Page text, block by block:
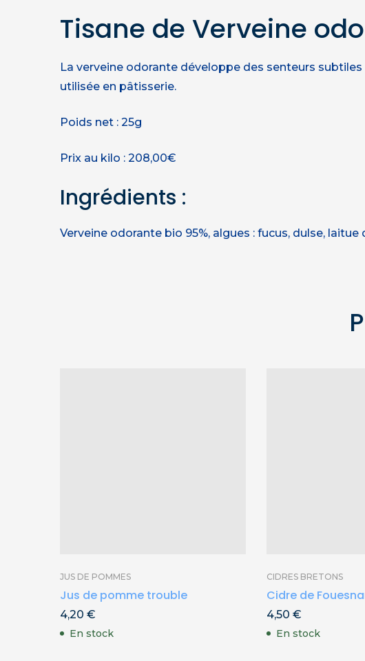
Tisane de Verveine
La verveine odorante développe des senteurs
utilisée en pâtisserie.
Poids net : 25g
Prix au kilo : 208,00€
Ingrédients :
Verveine odorante bio 95%, algues : fucus, dulse,
JUS DE POMMES
Jus de pomme trouble
4,20 €
En stock
CIDRES BRETONS
Cidre de
4,50 €
En stock